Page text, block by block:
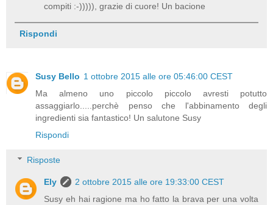
compiti :-))))), grazie di cuore! Un bacione
Rispondi
Susy Bello 1 ottobre 2015 alle ore 05:46:00 CEST
Ma almeno uno piccolo piccolo avresti potutto
assaggiarlo.....perchè penso che l'abbinamento degli
ingredienti sia fantastico! Un salutone Susy
Rispondi
Risposte
Ely
2 ottobre 2015 alle ore 19:33:00 CEST
Susy eh hai ragione ma ho fatto la brava per una volta